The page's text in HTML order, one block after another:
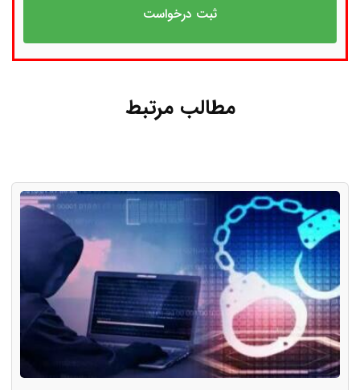
مطالب مرتبط